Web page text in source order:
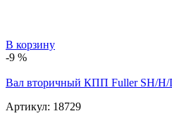
В корзину
-9 %
Вал вторичный КПП Fuller SH/H/
Артикул: 18729